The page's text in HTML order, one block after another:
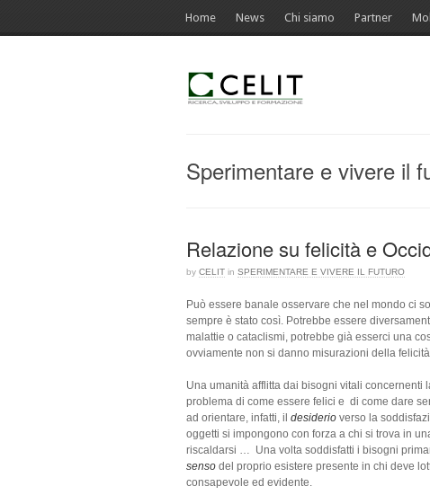
Home News Chi siamo Partner
Sperimentare e vivere il
Relazione su felicità e
by CELIT in SPERIMENTARE E VIVERE IL FUTURO
Può essere banale osservare che nel mondo ci
sempre è stato così. Potrebbe essere
malattie o cataclismi, potrebbe già esserci una
ovviamente non si danno misurazioni della
Una umanità afflitta dai bisogni vitali concernenti
problema di come essere felici e di come dare
ad orientare, infatti, il desiderio verso la
oggetti si impongono con forza a chi si trova in
riscaldarsi … Una volta soddisfatti i bisogni
senso del proprio esistere presente in chi deve
consapevole ed evidente.